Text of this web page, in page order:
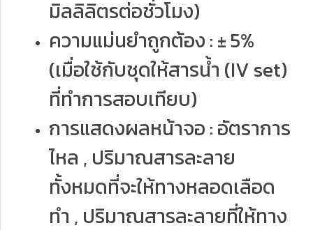
มิลลิลิตรต่อชั่วโมง)
ความแม่นยำถูกต้อง : ± 5%
(เมื่อใช้กับชุดให้สารน้ำ (IV set)
ที่ทำการสอบเทียบ)
การแสดงผลหน้าจอ : อัตราการ
ไหล , ปริมาณสารละลาย
ทั้งหมดที่จะให้ทางหลอดเลือด
ทำ , ปริมาณสารละลายที่ให้ทาง